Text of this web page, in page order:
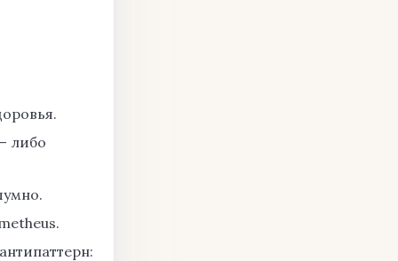
либо